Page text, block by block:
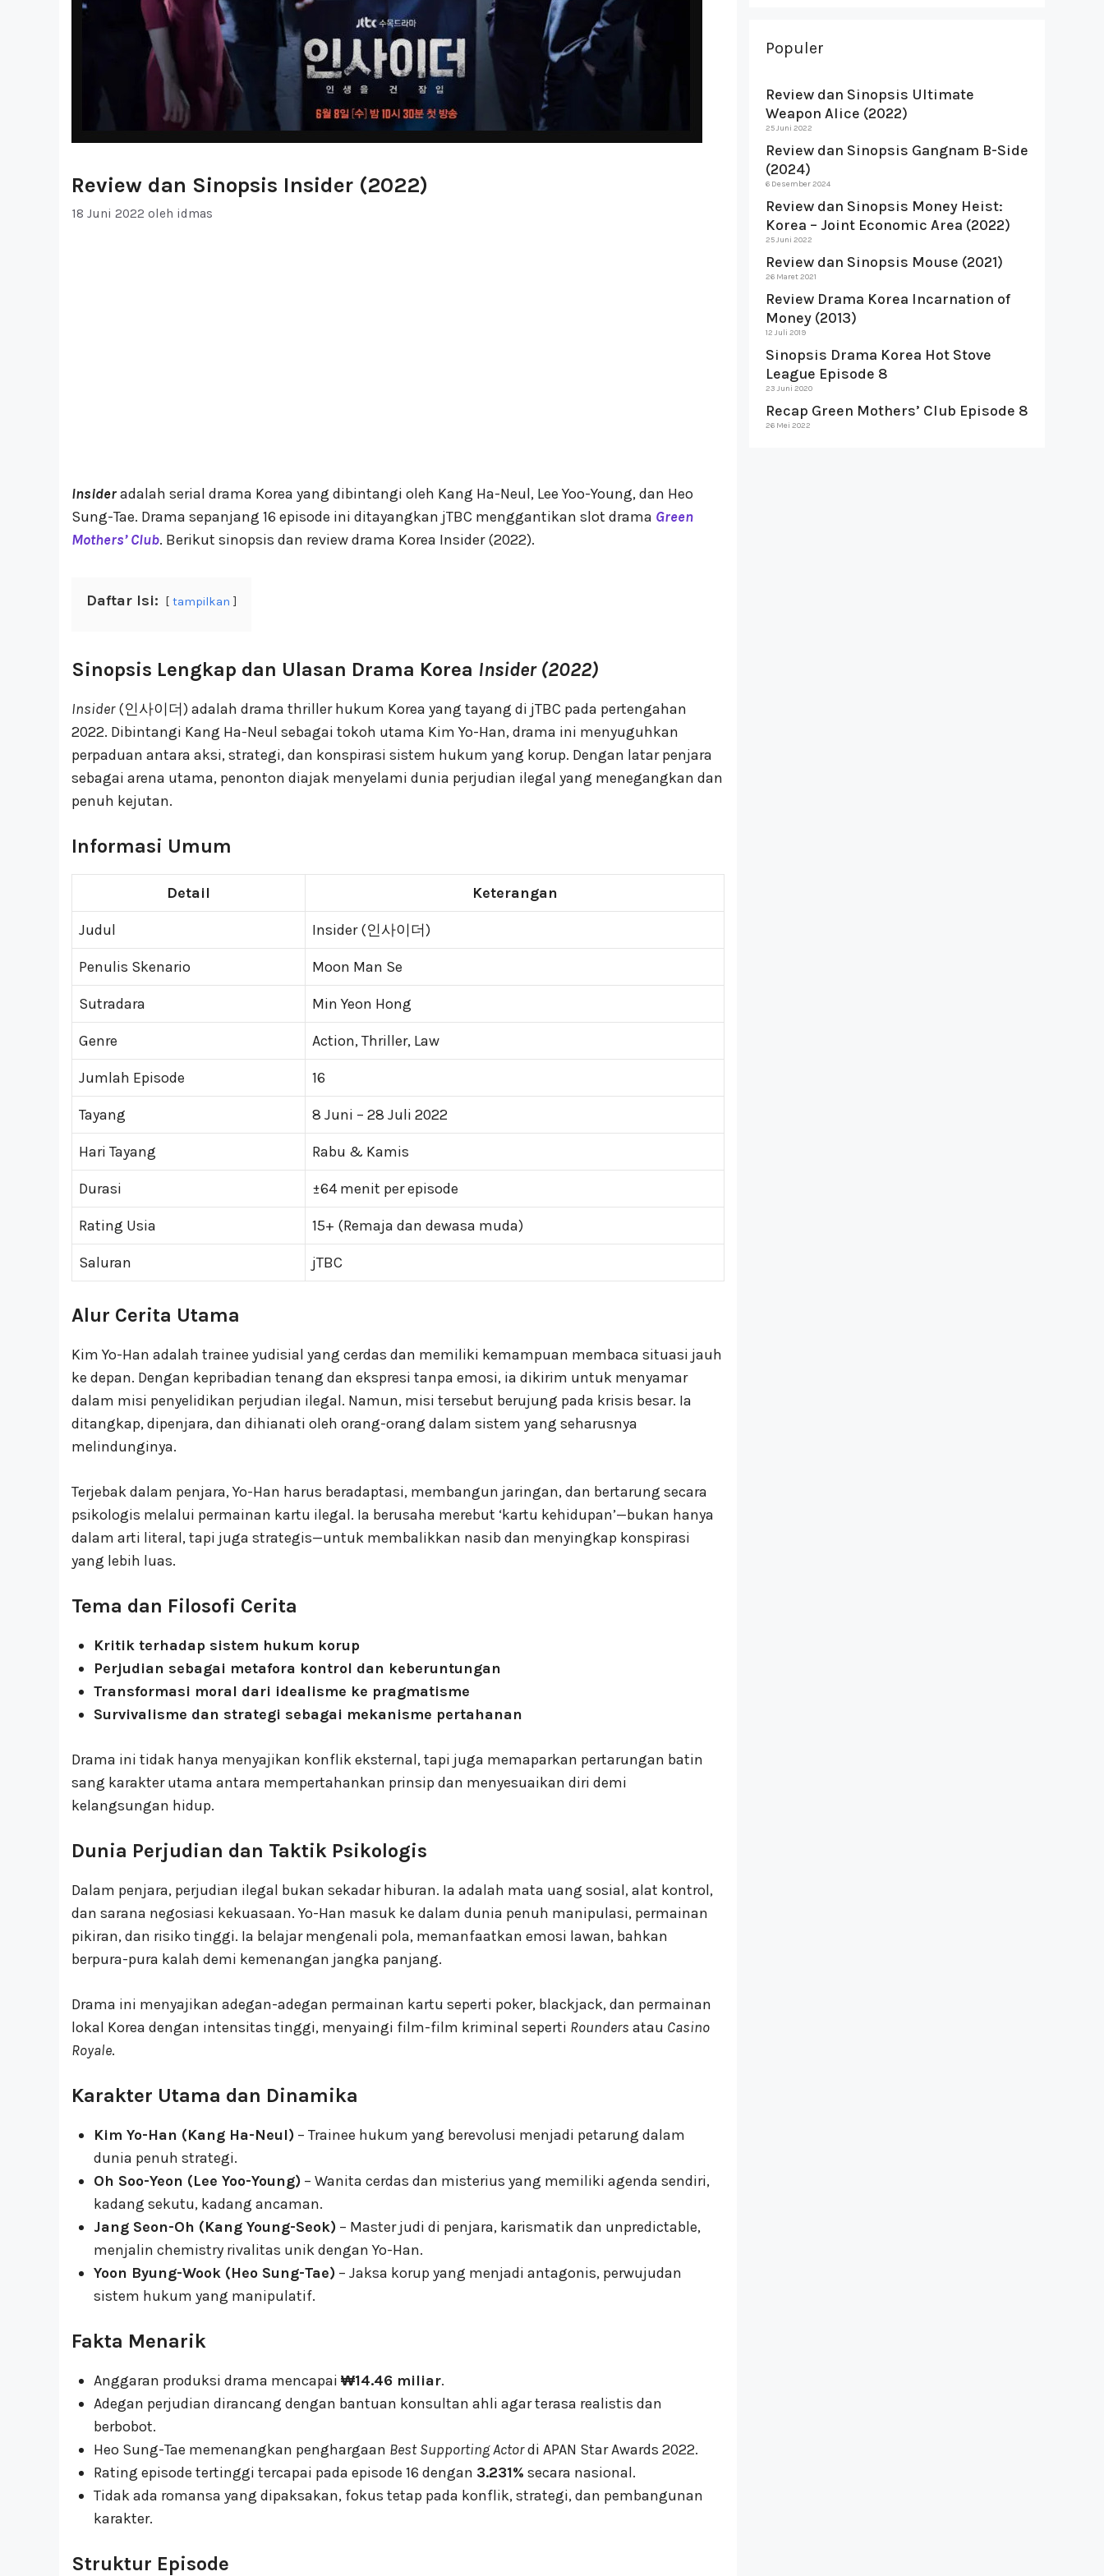
Review dan Sinopsis Insider (2022)
18 Juni 2022 oleh idmas
Insideradalah serial drama Korea yang dibintangi oleh Kang Ha-Neul, Lee Yoo-Young, dan Heo
Sung-Tae. Drama sepanjang 16 episode ini ditayangkan jTBC menggantikan slot drama Green
Mothers’ Club. Berikut sinopsis dan review drama Korea Insider (2022).
Daftar Isi: tampilkan
Sinopsis Lengkap dan Ulasan Drama Korea Insider (2022)
Insider(인사이더) adalah drama thriller hukum Korea yang tayang di jTBC pada pertengahan
2022. Dibintangi Kang Ha-Neul sebagai tokoh utama Kim Yo-Han, drama ini menyuguhkan
perpaduan antara aksi, strategi, dan konspirasi sistem hukum yang korup. Dengan latar penjara
sebagai arena utama, penonton diajak menyelami dunia perjudian ilegal yang menegangkan dan
penuh kejutan.
Informasi Umum
Detail Keterangan
Judul Insider (인사이더)
Penulis Skenario Moon Man Se
Sutradara Min Yeon Hong
Genre Action, Thriller, Law
Jumlah Episode 16
Tayang 8 Juni – 28 Juli 2022
Hari Tayang Rabu & Kamis
Durasi ±64 menit per episode
Rating Usia 15+ (Remaja dan dewasa muda)
Saluran jTBC
Alur Cerita Utama
Kim Yo-Han adalah trainee yudisial yang cerdas dan memiliki kemampuan membaca situasi jauh
ke depan. Dengan kepribadian tenang dan ekspresi tanpa emosi, ia dikirim untuk menyamar
dalam misi penyelidikan perjudian ilegal. Namun, misi tersebut berujung pada krisis besar. Ia
ditangkap, dipenjara, dan dihianati oleh orang-orang dalam sistem yang seharusnya
melindunginya.
Terjebak dalam penjara, Yo-Han harus beradaptasi, membangun jaringan, dan bertarung secara
psikologis melalui permainan kartu ilegal. Ia berusaha merebut ‘kartu kehidupan’—bukan hanya
dalam arti literal, tapi juga strategis—untuk membalikkan nasib dan menyingkap konspirasi
yang lebih luas.
Tema dan Filosofi Cerita
Kritik terhadap sistem hukum korup
Perjudian sebagai metafora kontrol dan keberuntungan
Transformasi moral dari idealisme ke pragmatisme
Survivalisme dan strategi sebagai mekanisme pertahanan
Drama ini tidak hanya menyajikan konflik eksternal, tapi juga memaparkan pertarungan batin
sang karakter utama antara mempertahankan prinsip dan menyesuaikan diri demi
kelangsungan hidup.
Dunia Perjudian dan Taktik Psikologis
Dalam penjara, perjudian ilegal bukan sekadar hiburan. Ia adalah mata uang sosial, alat kontrol,
dan sarana negosiasi kekuasaan. Yo-Han masuk ke dalam dunia penuh manipulasi, permainan
pikiran, dan risiko tinggi. Ia belajar mengenali pola, memanfaatkan emosi lawan, bahkan
berpura-pura kalah demi kemenangan jangka panjang.
Drama ini menyajikan adegan-adegan permainan kartu seperti poker, blackjack, dan permainan
lokal Korea dengan intensitas tinggi, menyaingi film-film kriminal seperti Rounders atau Casino
Royale.
Karakter Utama dan Dinamika
Kim Yo-Han (Kang Ha-Neul) – Trainee hukum yang berevolusi menjadi petarung dalam
dunia penuh strategi.
Oh Soo-Yeon (Lee Yoo-Young) – Wanita cerdas dan misterius yang memiliki agenda sendiri,
kadang sekutu, kadang ancaman.
Jang Seon-Oh (Kang Young-Seok) – Master judi di penjara, karismatik dan unpredictable,
menjalin chemistry rivalitas unik dengan Yo-Han.
Yoon Byung-Wook (Heo Sung-Tae) – Jaksa korup yang menjadi antagonis, perwujudan
sistem hukum yang manipulatif.
Fakta Menarik
Anggaran produksi drama mencapai ₩14.46 miliar.
Adegan perjudian dirancang dengan bantuan konsultan ahli agar terasa realistis dan
berbobot.
Heo Sung-Tae memenangkan penghargaan Best Supporting Actordi APAN Star Awards 2022.
Rating episode tertinggi tercapai pada episode 16 dengan 3.231% secara nasional.
Tidak ada romansa yang dipaksakan, fokus tetap pada konflik, strategi, dan pembangunan
karakter.
Struktur Episode
Populer
Review dan Sinopsis Ultimate
Weapon Alice (2022)
25 Juni 2022
Review dan Sinopsis Gangnam B-Side
(2024)
6 Desember 2024
Review dan Sinopsis Money Heist:
Korea – Joint Economic Area (2022)
25 Juni 2022
Review dan Sinopsis Mouse (2021)
26 Maret 2021
Review Drama Korea Incarnation of
Money (2013)
12 Juli 2019
Sinopsis Drama Korea Hot Stove
League Episode 8
23 Juni 2020
Recap Green Mothers’ Club Episode 8
26 Mei 2022